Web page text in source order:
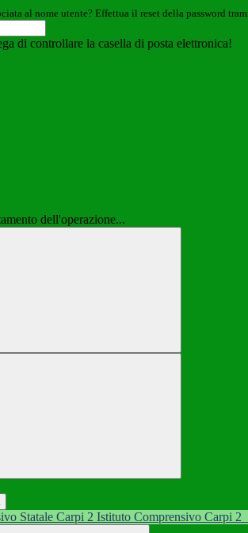
al nome utente? Effettua il reset della password
di controllare la casella di posta elettronica!
dell'operazione...
Istituto Comprensivo Carpi 2